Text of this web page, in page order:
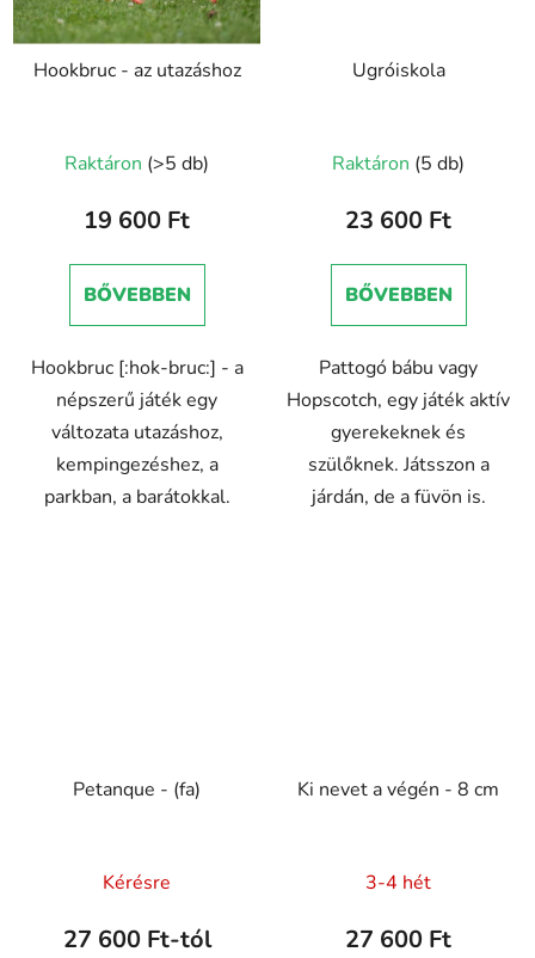
Hookbruc - az utazáshoz
Raktáron (>5 db)
19 600 Ft
BŐVEBBEN
Hookbruc [:hok-bruc:] - a
népszerű játék egy
változata utazáshoz,
kempingezéshez, a
parkban, a barátokkal.
Ugróiskola
Raktáron (5 db)
23 600 Ft
BŐVEBBEN
Pattogó bábu vagy
Hopscotch, egy játék aktív
gyerekeknek és
szülőknek. Játsszon a
járdán, de a füvön is.
Petanque - (fa)
Kérésre
27 600 Ft-tól
Ki nevet a végén - 8 cm
3-4 hét
27 600 Ft